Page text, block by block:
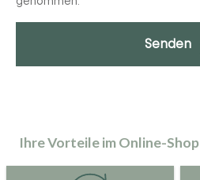
Senden
Ihre Vorteile im Online-